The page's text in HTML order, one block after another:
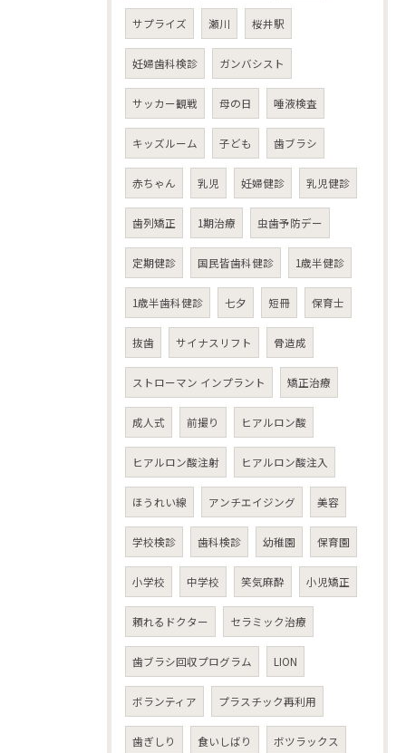
サプライズ 瀬川 桜井駅
妊婦歯科検診 ガンバシスト
サッカー観戦 母の日 唾液検査
キッズルーム 子ども 歯ブラシ
赤ちゃん 乳児 妊婦健診 乳児健診
歯列矯正 1期治療 虫歯予防デー
定期健診 国民皆歯科健診 1歳半健診
1歳半歯科健診 七夕 短冊 保育士
抜歯 サイナスリフト 骨造成
ストローマン インプラント 矯正治療
成人式 前撮り ヒアルロン酸
ヒアルロン酸注射 ヒアルロン酸注入
ほうれい線 アンチエイジング 美容
学校検診 歯科検診 幼稚園 保育園
小学校 中学校 笑気麻酔 小児矯正
頼れるドクター セラミック治療
歯ブラシ回収プログラム LION
ボランティア プラスチック再利用
歯ぎしり 食いしばり ボツラックス